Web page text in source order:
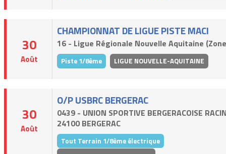
30
Août
CHAMPIONNAT DE LIGUE PISTE MACI
16 - Ligue Régionale Nouvelle Aquitaine
Piste 1/8ème LIGUE NOUVELLE-AQUITAINE
30
Août
O/P USBRC BERGERAC
0439 - UNION SPORTIVE BERGERACOISE
24100 BERGERAC
Tout Terrain 1/8ème électrique